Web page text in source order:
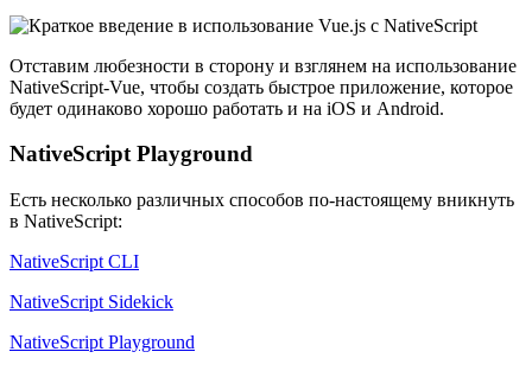
Отставим любезности в сторону и взглянем на использование
NativeScript-Vue, чтобы создать быстрое приложение, которое
будет одинаково хорошо работать и на iOS и Android.
NativeScript Playground
Есть несколько различных способов по-настоящему вникнуть
в NativeScript:
NativeScript CLI
NativeScript Sidekick
NativeScript Playground